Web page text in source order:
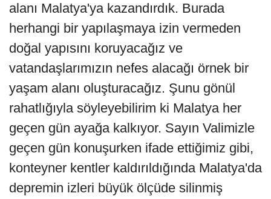
alanı Malatya'ya kazandırdık. Burada
herhangi bir yapılaşmaya izin vermeden
doğal yapısını koruyacağız ve
vatandaşlarımızın nefes alacağı örnek bir
yaşam alanı oluşturacağız. Şunu gönül
rahatlığıyla söyleyebilirim ki Malatya her
geçen gün ayağa kalkıyor. Sayın Valimizle
geçen gün konuşurken ifade ettiğimiz gibi,
konteyner kentler kaldırıldığında Malatya'da
depremin izleri büyük ölçüde silinmiş